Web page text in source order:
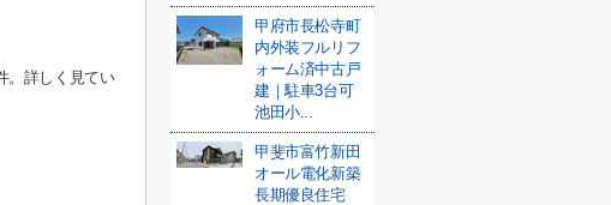
。詳しく見てい
甲府市長松寺町
内外装フルリフ
ォーム済中古戸
建｜駐車3台可
池田小...
甲斐市富竹新田
オール電化新築
長期優良住宅